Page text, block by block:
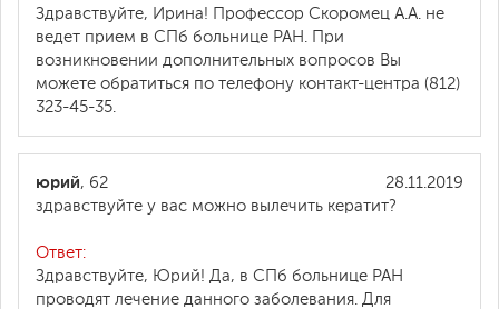
Здравствуйте, Ирина! Профессор Скоромец А.А. не
ведет прием в СПб больнице РАН. При
возникновении дополнительных вопросов Вы
можете обратиться по телефону контакт-центра (812)
323-45-35.
28.11.2019
юрий, 62
здравствуйте у вас можно вылечить кератит?
Ответ:
Здравствуйте, Юрий! Да, в СПб больнице РАН
проводят лечение данного заболевания. Для